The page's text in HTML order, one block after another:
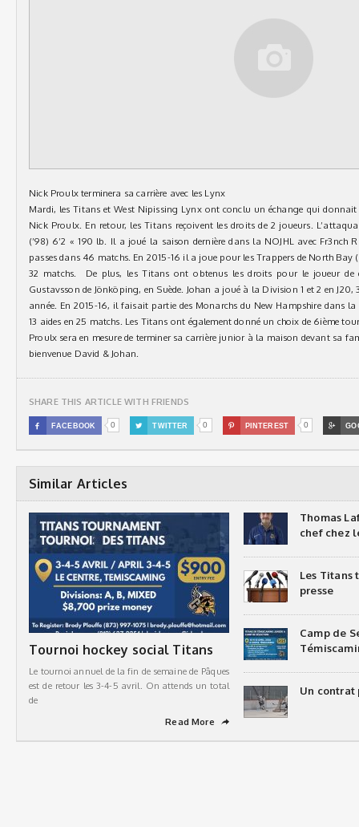
Nick Proulx terminera sa carrière avec les Lynx
Mardi, les Titans et West Nipissing Lynx ont conclu un échange qui
Nick Proulx. En retour, les Titans reçoivent les droits de 2 joueurs.
(’98) 6’2 « 190 lb. Il a joué la saison dernière dans la NOJHL avec Fr3nch
passes dans 46 matchs. En 2015-16 il a joue pour les Trappers de North Bay
32 matchs. De plus, les Titans ont obtenus les droits pour le joueur de
Gustavsson de Jönköping, en Suède. Johan a joué à la Division 1 et 2 en J20,
année. En 2015-16, il faisait partie des Monarchs du New Hampshire dans la
13 aides en 25 matchs. Les Titans ont également donné un choix de 6ième
Proulx sera en mesure de terminer sa carrière junior à la maison devant sa
bienvenue David & Johan.
SHARE THIS ARTICLE WITH FRIENDS
 FACEBOOK 0  TWITTER 0  PINTEREST 0 
Similar Articles
Tournoi hockey social Titans
Le tournoi annuel de la fin de semaine de Pâques
est de retour les 3-4-5 avril. On attends un total
de
Read More
➦
Thomas
chef chez
Les Titans
presse
Camp de
Un contrat